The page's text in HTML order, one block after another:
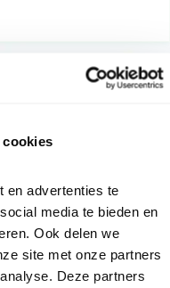
cookies
en advertenties te
media te bieden en
Ook delen we
site met onze partners
Deze partners